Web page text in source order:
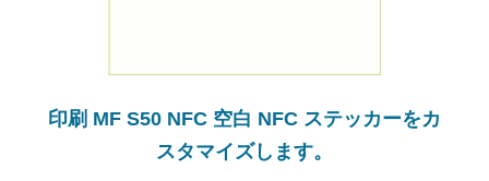
印刷 MF S50 NFC 空白 NFC ステッカーをカ
スタマイズします。